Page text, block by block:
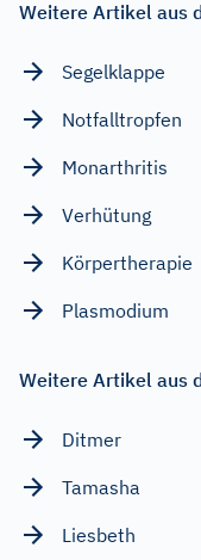
Weitere Artikel aus
Segelklappe
Notfalltropfen
Monarthritis
Verhütung
Körpertherapie
Plasmodium
Weitere Artikel aus
Ditmer
Tamasha
Liesbeth